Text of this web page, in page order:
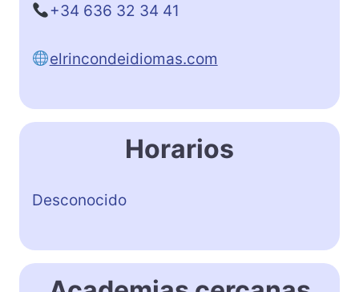
+34 636 32 34 41
elrincondeidiomas.com
Horarios
Desconocido